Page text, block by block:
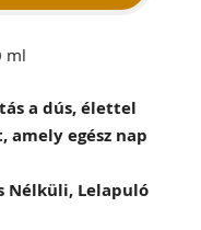
ml
a dús, élettel
egész nap
Nélküli, Lelapuló